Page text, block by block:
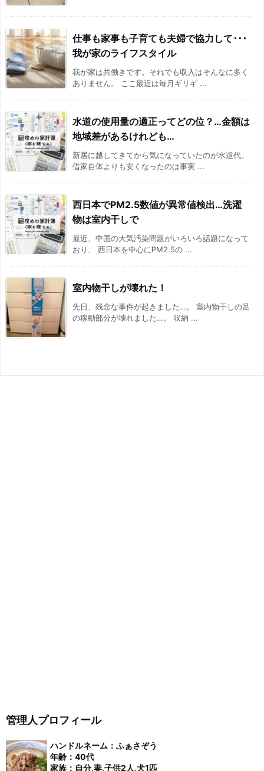
仕事も家事も子育ても夫婦で協力して･･･
我が家のライフスタイル
我が家は共働きです。それでも収入はそんなに多く
ありません。 ここ最近は毎月ギリギ ...
水道の使用量の適正ってどの位？…金額は
地域差があるけれども…
新居に越してきてから気になっていたのが水道代。
借家自体よりも安くなったのは事実 ...
西日本でPM2.5数値が異常値検出…洗濯
物は室内干しで
最近、中国の大気汚染問題がいろいろ話題になって
おり、 西日本を中心にPM2.5の ...
室内物干しが壊れた！
先日、残念な事件が起きました…。 室内物干しの足
の稼動部分が壊れました…。 収納 ...
管理人プロフィール
ハンドルネーム：ふぁさぞう
年齢：40代
家族：自分,妻,子供2人,犬1匹